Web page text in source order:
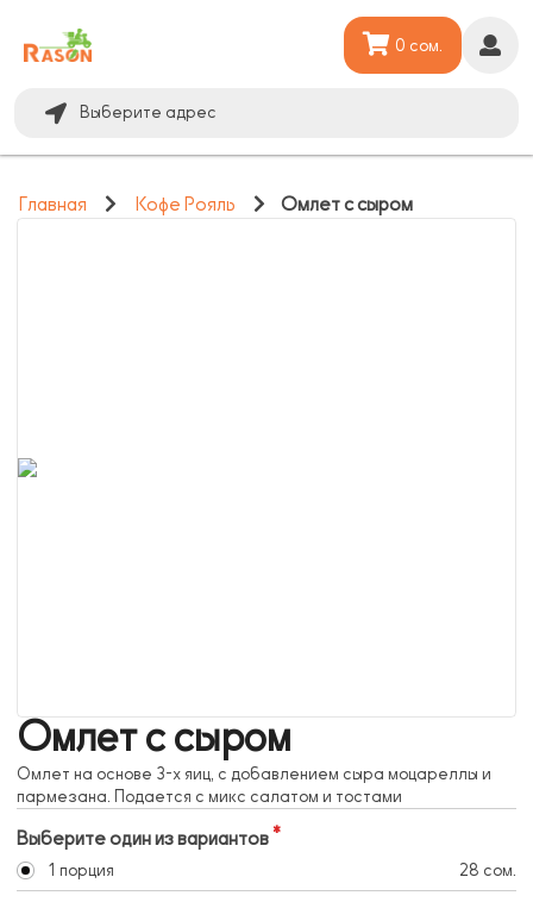
Выберите адрес
0 сом.
Главная Кофе Рояль Омлет с сыром
Омлет с сыром
Омлет на основе 3-х яиц, с добавлением сыра моцареллы и
пармезана. Подается с микс салатом и тостами
Выберите один из вариантов
1 порция 28 сом.